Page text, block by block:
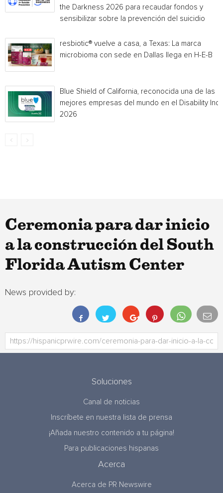
the Darkness 2026 para recaudar fondos y
sensibilizar sobre la prevención del suicidio
resbiotic® vuelve a casa, a Texas: La marca
microbioma con sede en Dallas llega en H-E-B
Blue Shield of California, reconocida una de las
mejores empresas del mundo en el Disability
2026
Ceremonia para dar inicio
a la construcción del South
Florida Autism Center
News provided by:
Soluciones
Canal de noticias
Inscríbete en nuestra lista de prensa
¡Añada nuestro contenido a tu página!
Para publicaciones hispanas
Acerca
Acerca de PR Newswire